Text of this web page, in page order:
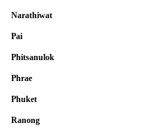
Narathiwat
Pai
Phitsanulok
Phrae
Phuket
Ranong